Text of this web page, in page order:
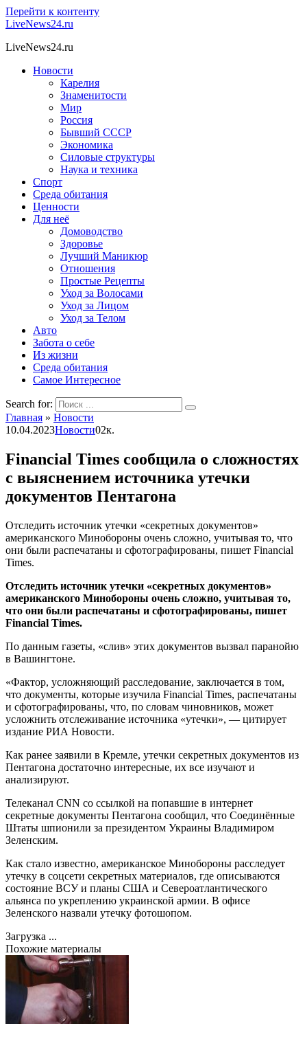
Перейти к контенту
LiveNews24.ru
LiveNews24.ru
Новости
Карелия
Знаменитости
Мир
Россия
Бывший СССР
Экономика
Силовые структуры
Наука и техника
Спорт
Среда обитания
Ценности
Для неё
Домоводство
Здоровье
Лучший Маникюр
Отношения
Простые Рецепты
Уход за Волосами
Уход за Лицом
Уход за Телом
Авто
Забота о себе
Из жизни
Среда обитания
Самое Интересное
Search for:
Главная » Новости
10.04.2023Новости02к.
Financial Times сообщила о сложностях
с выяснением источника утечки
документов Пентагона
Отследить источник утечки «секретных документов»
американского Минобороны очень сложно, учитывая то, что
они были распечатаны и сфотографированы, пишет Financial
Times.
Отследить источник утечки «секретных документов»
американского Минобороны очень сложно, учитывая то,
что они были распечатаны и сфотографированы, пишет
Financial Times.
По данным газеты, «слив» этих документов вызвал паранойю
в Вашингтоне.
«Фактор, усложняющий расследование, заключается в том,
что документы, которые изучила Financial Times, распечатаны
и сфотографированы, что, по словам чиновников, может
усложнить отслеживание источника «утечки», — цитирует
издание РИА Новости.
Как ранее заявили в Кремле, утечки секретных документов из
Пентагона достаточно интересные, их все изучают и
анализируют.
Телеканал CNN со ссылкой на попавшие в интернет
секретные документы Пентагона сообщил, что Соединённые
Штаты шпионили за президентом Украины Владимиром
Зеленским.
Как стало известно, американское Минобороны расследует
утечку в соцсети секретных материалов, где описываются
состояние ВСУ и планы США и Североатлантического
альянса по укреплению украинской армии. В офисе
Зеленского назвали утечку фотошопом.
Загрузка ...
Похожие материалы